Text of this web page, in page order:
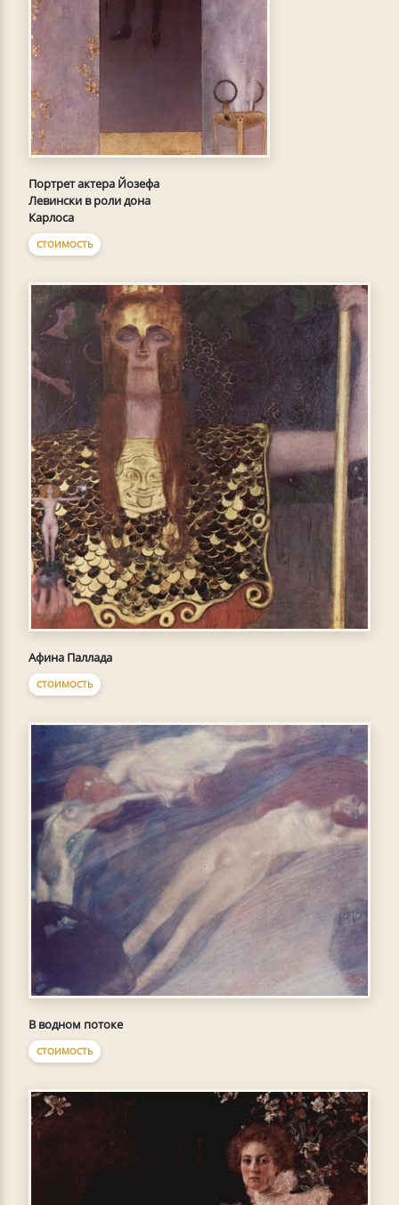
Портрет актера Йозефа
Левински в роли дона
Карлоса
СТОИМОСТЬ
Афина Паллада
СТОИМОСТЬ
В водном потоке
СТОИМОСТЬ